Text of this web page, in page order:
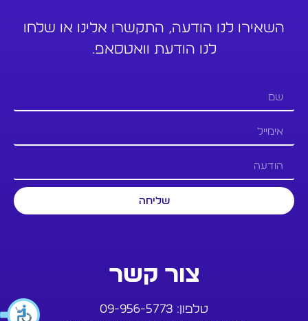
השאירו לנו הודעה, התקשרו אלינו או שלחו
לנו הודעת וואטסאפ.
שליחה
צור קשר
טלפון: 09-956-5773